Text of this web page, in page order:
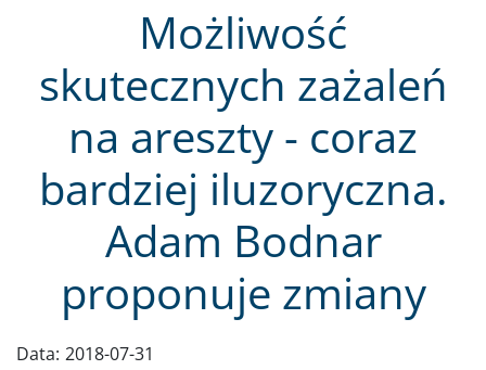
Możliwość
skutecznych zażaleń
na areszty - coraz
bardziej iluzoryczna.
Adam Bodnar
proponuje zmiany
Data: 2018-07-31